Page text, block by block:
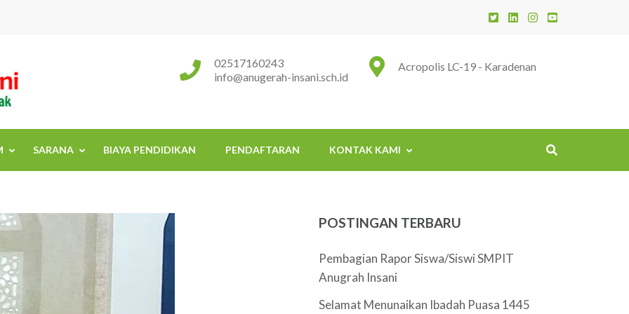
Sekolah Islam Terpadu Anugerah Insani Acropolis LC-19 - Karadenan
02517160243
info@anugerah-insani.sch.id
SARANA BIAYA PENDIDIKAN PENDAFTARAN KONTAK KAMI
POSTINGAN TERBARU
Pembagian Rapor Siswa/Siswi SMPIT
Anugrah Insani
Selamat Menunaikan Ibadah Puasa 1445